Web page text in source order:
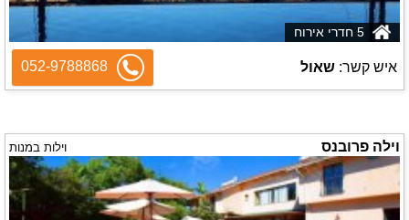
איש קשר: שאול 052-9788868
וילה פרובנס וילות במנות